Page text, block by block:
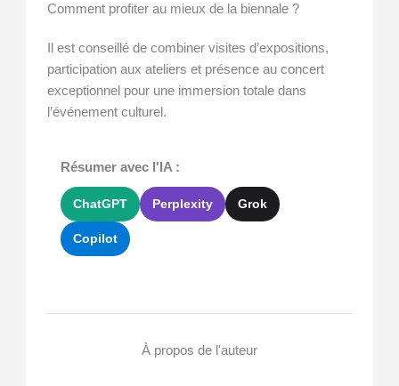
Comment profiter au mieux de la biennale ?
Il est conseillé de combiner visites d’expositions,
participation aux ateliers et présence au concert
exceptionnel pour une immersion totale dans
l’événement culturel.
Résumer avec l'IA :
ChatGPT Perplexity Grok
Copilot
À propos de l'auteur